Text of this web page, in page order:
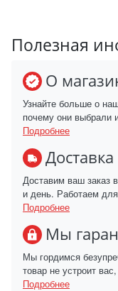
Полезная
О
Узнайте больше о
почему они выбрали
Подробнее
Доставка
Доставим ваш заказ
и день. Работаем
Подробнее
Мы
Мы гордимся
товар не устроит
Подробнее